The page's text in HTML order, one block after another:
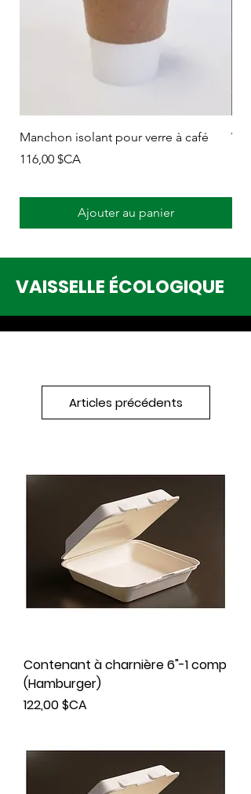
Manchon isolant pour verre à café
Prix
116,00 $CA
Ajouter au panier
VAISSELLE ÉCOLOGIQUE
Articles précédents
Contenant à charnière 6"-1 comp
(Hamburger)
Prix
122,00 $CA